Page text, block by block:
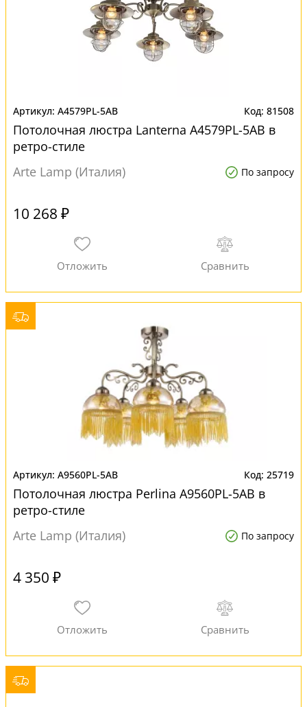
A4579PL-5AB 81508
Потолочная люстра Lanterna A4579PL-5AB в
ретро-стиле
Arte Lamp (Италия)
По запросу
10 268 ₽
A9560PL-5AB 25719
Потолочная люстра Perlina A9560PL-5AB в
ретро-стиле
Arte Lamp (Италия)
По запросу
4 350 ₽